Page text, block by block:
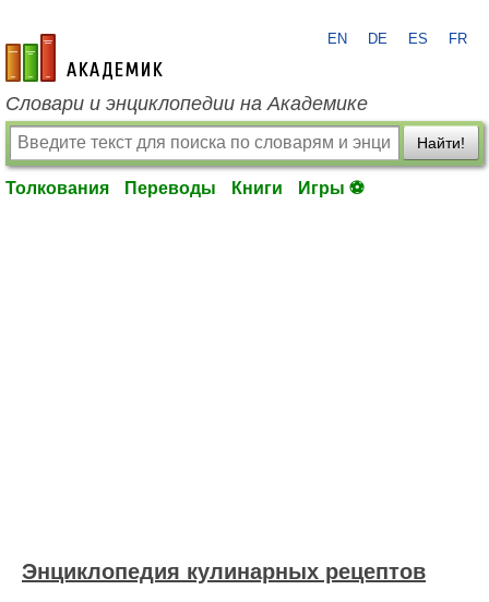
academic.ru
EN DE ES FR
Словари и энциклопедии на Академике
Найти!
Толкования Переводы Книги Игры ⚽
Энциклопедия кулинарных рецептов